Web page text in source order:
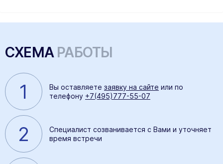
СХЕМАРАБОТЫ
1 Вы оставляете заявку на сайте или по
телефону +7(495)777-55-07
2
Специалист созванивается с Вами и уточняет
время встречи